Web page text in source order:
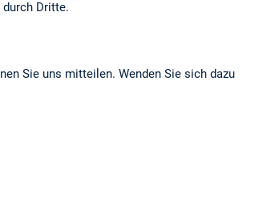
Dritte.
Sie uns mitteilen. Wenden Sie sich dazu